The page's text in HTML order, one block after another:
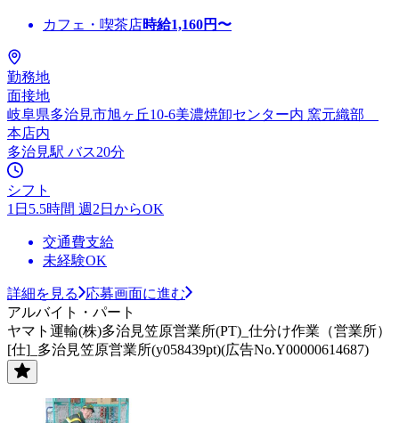
カフェ・喫茶店時給1,160円〜
勤務地
面接地
岐阜県多治見市旭ヶ丘10-6美濃焼卸センター内 窯元織部
本店内
多治見駅 バス20分
シフト
1日5.5時間 週2日からOK
交通費支給
未経験OK
詳細を見る
応募画面に進む
アルバイト・パート
ヤマト運輸(株)多治見笠原営業所(PT)_仕分け作業（営業所）
[仕]_多治見笠原営業所(y058439pt)(広告No.Y00000614687)